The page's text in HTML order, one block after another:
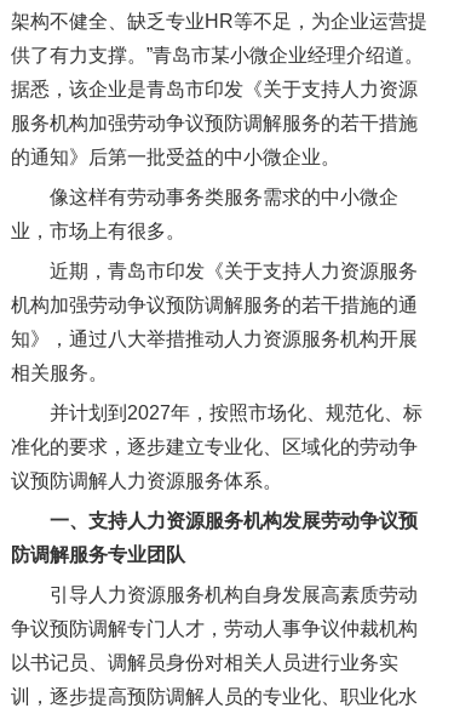
架构不健全、缺乏专业HR等不足，为企业运营提
供了有力支撑。”青岛市某小微企业经理介绍道。
据悉，该企业是青岛市印发《关于支持人力资源
服务机构加强劳动争议预防调解服务的若干措施
的通知》后第一批受益的中小微企业。
像这样有劳动事务类服务需求的中小微企
业，市场上有很多。
近期，青岛市印发《关于支持人力资源服务
机构加强劳动争议预防调解服务的若干措施的通
知》，通过八大举措推动人力资源服务机构开展
相关服务。
并计划到2027年，按照市场化、规范化、标
准化的要求，逐步建立专业化、区域化的劳动争
议预防调解人力资源服务体系。
一、支持人力资源服务机构发展劳动争议预
防调解服务专业团队
引导人力资源服务机构自身发展高素质劳动
争议预防调解专门人才，劳动人事争议仲裁机构
以书记员、调解员身份对相关人员进行业务实
训，逐步提高预防调解人员的专业化、职业化水